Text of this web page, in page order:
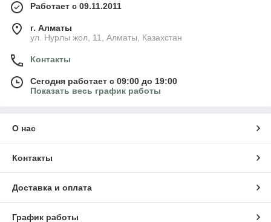
Работает с 09.11.2011
г. Алматы
ул. Нурлы жол, 11, Алматы, Казахстан
Контакты
Сегодня работает с 09:00 до 19:00
Показать весь график работы
О нас
Контакты
Доставка и оплата
График работы